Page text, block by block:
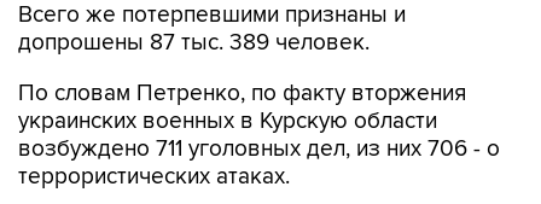
Всего же потерпевшими признаны и
допрошены 87 тыс. 389 человек.
По словам Петренко, по факту вторжения
украинских военных в Курскую области
возбуждено 711 уголовных дел, из них 706 - о
террористических атаках.